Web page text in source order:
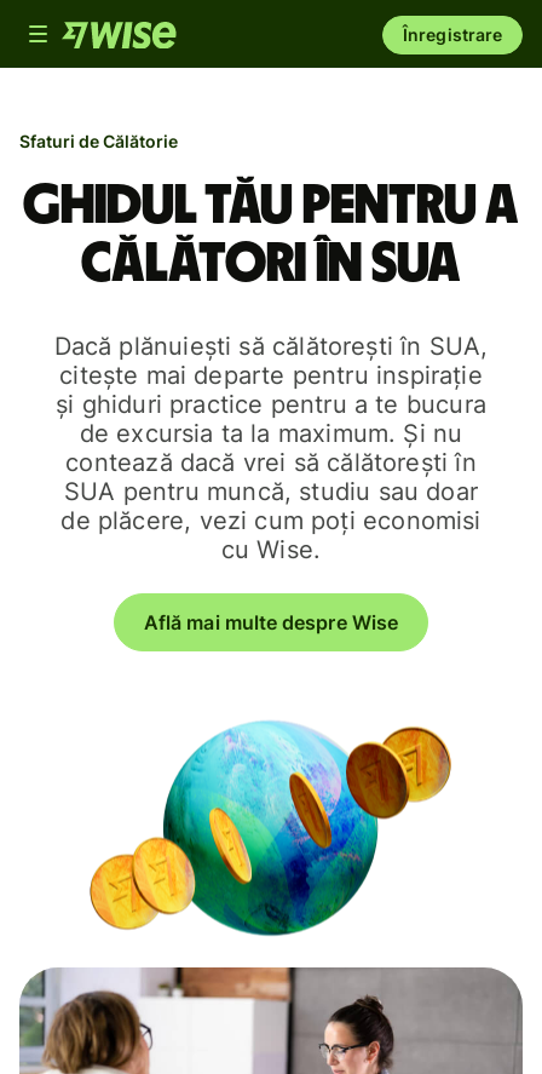
Toggle
navigation
Înregistrare
Sfaturi de Călătorie
Ghidul tău pentru a
călători în SUA
Dacă plănuiești să călătorești în SUA,
citește mai departe pentru inspirație
și ghiduri practice pentru a te bucura
de excursia ta la maximum. Și nu
contează dacă vrei să călătorești în
SUA pentru muncă, studiu sau doar
de plăcere, vezi cum poți economisi
cu Wise.
Află mai multe despre Wise